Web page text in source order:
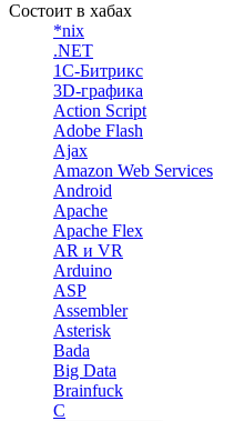
Состоит в хабах
*nix
.NET
1С-Битрикс
3D-графика
Action Script
Adobe Flash
Ajax
Amazon Web Services
Android
Apache
Apache Flex
AR и VR
Arduino
ASP
Assembler
Asterisk
Bada
Big Data
Brainfuck
C